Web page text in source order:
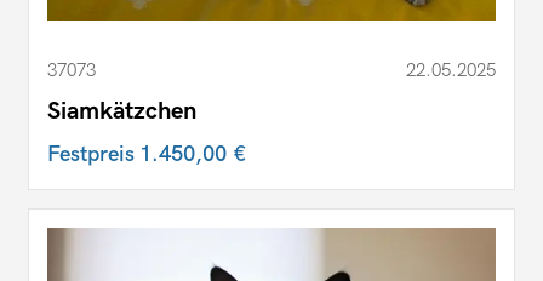
37073 22.05.2025
Siamkätzchen
Festpreis 1.450,00 €